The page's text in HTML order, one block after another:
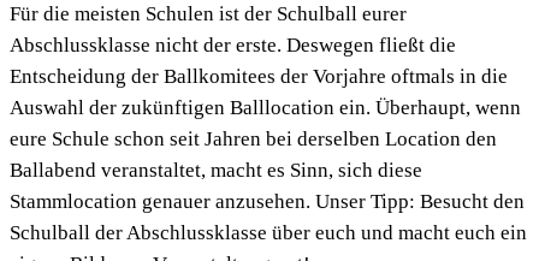
Für die meisten Schulen ist der Schulball eurer
Abschlussklasse nicht der erste. Deswegen fließt die
Entscheidung der Ballkomitees der Vorjahre oftmals in die
Auswahl der zukünftigen Balllocation ein. Überhaupt, wenn
eure Schule schon seit Jahren bei derselben Location den
Ballabend veranstaltet, macht es Sinn, sich diese
Stammlocation genauer anzusehen. Unser Tipp: Besucht den
Schulball der Abschlussklasse über euch und macht euch ein